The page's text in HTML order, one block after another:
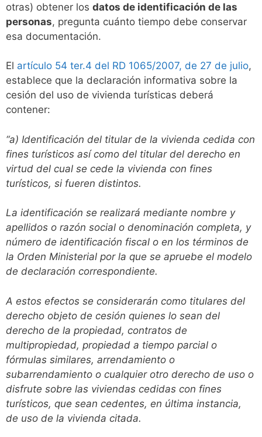
otras) obtener los datos de identificación de las
personas, pregunta cuánto tiempo debe conservar
esa documentación.
El artículo 54 ter.4 del RD 1065/2007, de 27 de julio,
establece que la declaración informativa sobre la
cesión del uso de vivienda turísticas deberá
contener:
“a) Identificación del titular de la vivienda cedida con
fines turísticos así como del titular del derecho en
virtud del cual se cede la vivienda con fines
turísticos, si fueren distintos.
La identificación se realizará mediante nombre y
apellidos o razón social o denominación completa, y
número de identificación fiscal o en los términos de
la Orden Ministerial por la que se apruebe el modelo
de declaración correspondiente.
A estos efectos se considerarán como titulares del
derecho objeto de cesión quienes lo sean del
derecho de la propiedad, contratos de
multipropiedad, propiedad a tiempo parcial o
fórmulas similares, arrendamiento o
subarrendamiento o cualquier otro derecho de uso o
disfrute sobre las viviendas cedidas con fines
turísticos, que sean cedentes, en última instancia,
de uso de la vivienda citada.